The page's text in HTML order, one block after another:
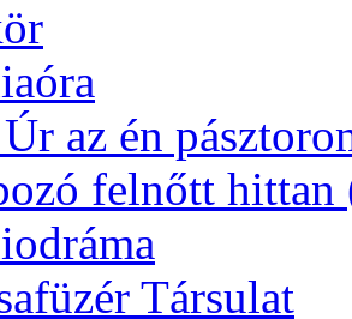
az én
felnőtt hittan
Társulat